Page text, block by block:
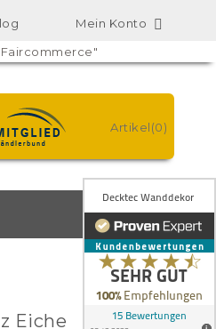
Mein Konto 
Artikel(0)
Eiche